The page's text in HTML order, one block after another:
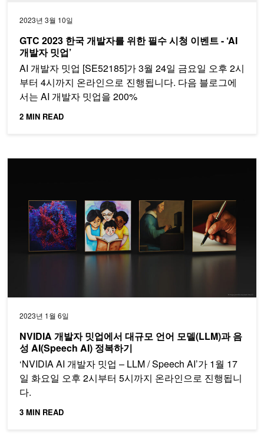
2023년 3월 10일
GTC 2023 한국 개발자를 위한 필수 시청 이벤트 - ‘AI
개발자 밋업’
AI 개발자 밋업 [SE52185]가 3월 24일 금요일 오후 2시
부터 4시까지 온라인으로 진행됩니다. 다음 블로그에
서는 AI 개발자 밋업을 200%
2 MIN READ
2023년 1월 6일
NVIDIA 개발자 밋업에서 대규모 언어 모델(LLM)과 음
성 AI(Speech AI) 정복하기
‘NVIDIA AI 개발자 밋업 – LLM / Speech AI’가 1월 17
일 화요일 오후 2시부터 5시까지 온라인으로 진행됩니
다.
3 MIN READ
NVIDIA 개발자 밋업에서 대규모 언어 모델(LLM)과 음성